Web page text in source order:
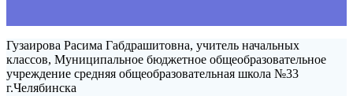
Гузаирова Расима Габдрашитовна, учитель начальных
классов, Муниципальное бюджетное общеобразовательное
учреждение средняя общеобразовательная школа №33
г.Челябинска